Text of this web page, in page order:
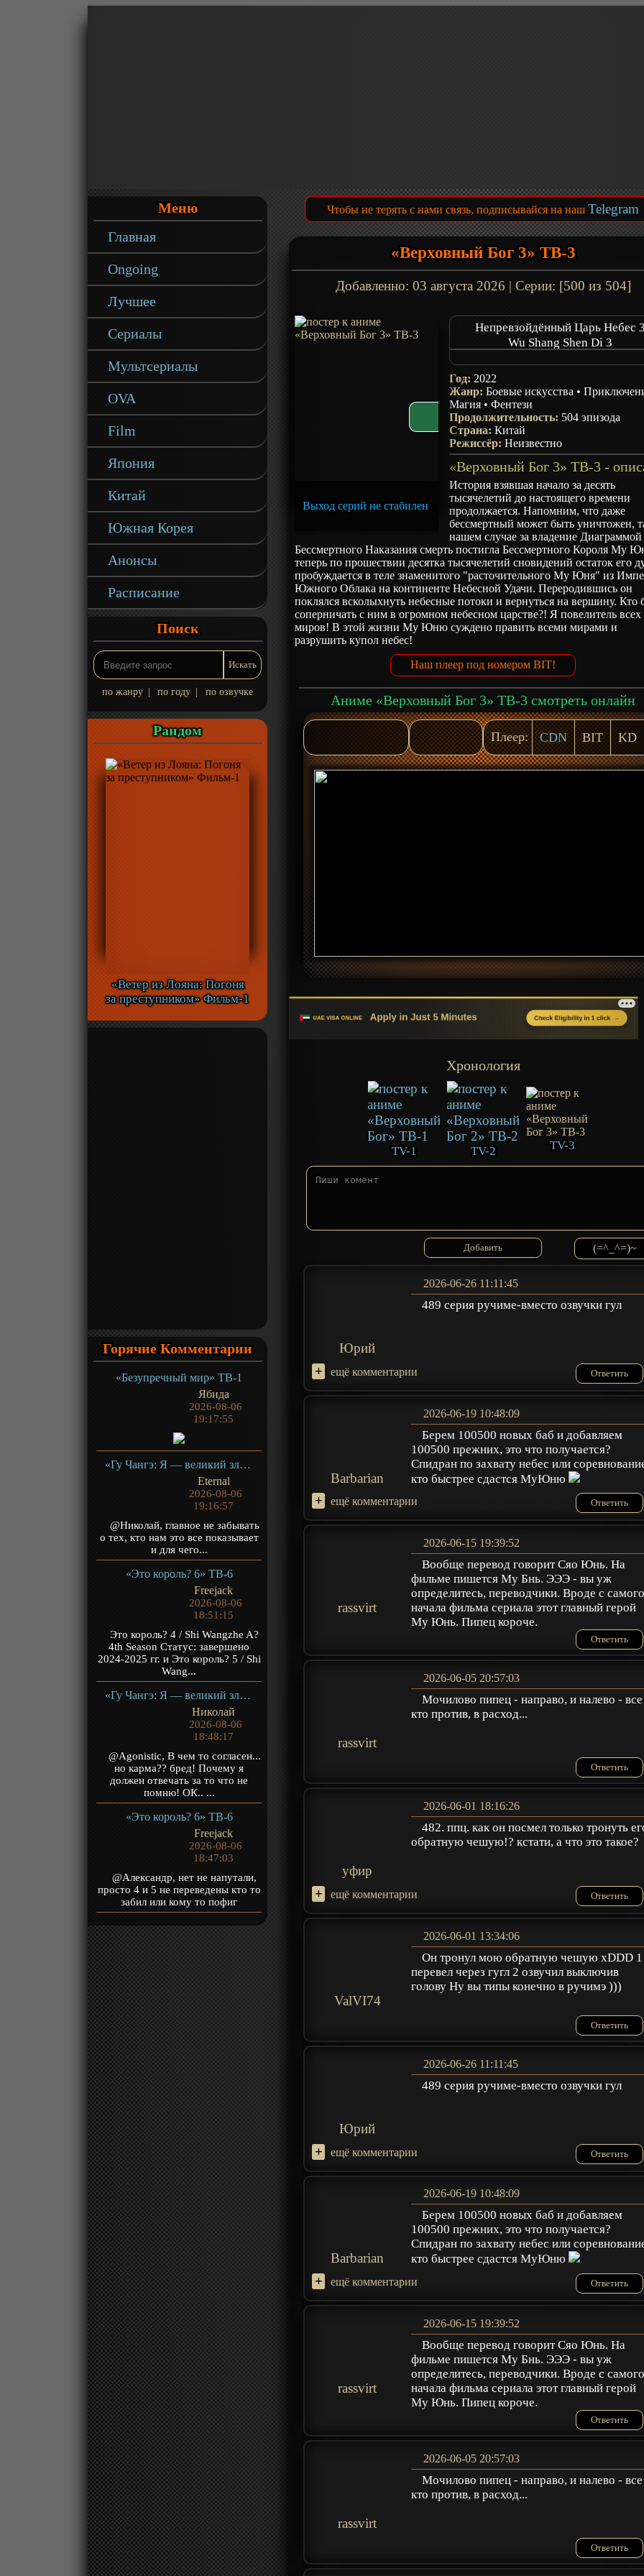
Меню
Главная
Ongoing
Лучшее
Сериалы
Мультсериалы
OVA
Film
Япония
Китай
Южная Корея
Анонсы
Расписание
Поиск
по жанру по году по озвучке
Рандом
«Ветер из Лояна: Погоня
за преступником» Фильм-1
Горячие Комментарии
«Безупречный мир» ТВ-1
Ябида
2026-08-06
19:17:55
«Гу Чангэ: Я — великий злодей Небесной Судьбы» ТВ-1
Eternal
2026-08-06
19:16:57
@Николай, главное не забывать
о тех, кто нам это все показывает
и для чего...
«Это король? 6» ТВ-6
Freejack
2026-08-06
18:51:15
Это король? 4 / Shi Wangzhe A?
4th Season Статус: завершено
2024-2025 гг. и Это король? 5 / Shi
Wang...
«Гу Чангэ: Я — великий злодей Небесной Судьбы» ТВ-1
Николай
2026-08-06
18:48:17
@Agonistic, В чем то согласен...
но карма?? бред! Почему я
должен отвечать за то что не
помню! ОК.. ...
«Это король? 6» ТВ-6
Freejack
2026-08-06
18:47:03
@Александр, нет не напутали,
просто 4 и 5 не переведены кто то
забил или кому то пофиг
Чтобы не терять с нами связь, подписывайся на наш Telegram
«Верховный Бог 3» ТВ-3
Добавленно: 03 августа 2026 | Серии: [500 из 504]
Выход серий не стабилен
Непревзойдённый Царь Небес
Wu Shang Shen Di 3
Год: 2022
Жанр:Боевые искусства •
Магия •Фентези
Продолжительность: 504 эпизода
Страна:Китай
Режиссёр:Неизвестно
История взявшая начало за десять
тысячелетий до настоящего времени
продолжается. Напомним, что даже
бессмертный может быть уничтожен,
нашем случае за владение Диаграммой
Бессмертного Наказания смерть постигла Бессмертного Короля Му
теперь по прошествии десятка тысячелетий сновидений остаток его
пробуждается в теле знаменитого "расточительного Му Юня" из
Южного Облака на континенте Небесной Удачи. Переродившись он
поклялся всколыхнуть небесные потоки и вернуться на вершину. Кто
соперничать с ним в огромном небесном царстве?! Я повелитель всех
миров! В этой жизни Му Юню суждено править всеми мирами и
разрушить купол небес!
Наш плеер под номером BIT!
Аниме «Верховный Бог 3» ТВ-3 смотреть онлайн
Плеер: CDN BIT KD
Хронология
TV-1 TV-2 TV-3
(=^_^=)~
Юрий
2026-06-26 11:11:45
489 серия ручиме-вместо озвучки гул
+ ещё комментарии Ответить
Barbarian
2026-06-19 10:48:09
Берем 100500 новых баб и добавляем
100500 прежних, это что получается?
Спидран по захвату небес или
кто быстрее сдастся МуЮню
+ ещё комментарии Ответить
rassvirt
2026-06-15 19:39:52
Вообще перевод говорит Сяо Юнь. На
фильме пишется Му Бнь. ЭЭЭ - вы уж
определитесь, переводчики. Вроде с
начала фильма сериала этот главный герой
Му Юнь. Пипец короче.
Ответить
rassvirt
2026-06-05 20:57:03
Мочилово пипец - направо, и налево - все
кто против, в расход...
Ответить
уфир
2026-06-01 18:16:26
482. ппц. как он посмел только тронуть
обратную чешую!? кстати, а что это такое?
+ ещё комментарии Ответить
ValVI74
2026-06-01 13:34:06
Он тронул мою обратную чешую xDDD 1
перевел через гугл 2 озвучил выключив
голову Ну вы типы конечно в ручимэ )))
Ответить
Юрий
2026-06-26 11:11:45
489 серия ручиме-вместо озвучки гул
+ ещё комментарии Ответить
Barbarian
2026-06-19 10:48:09
Берем 100500 новых баб и добавляем
100500 прежних, это что получается?
Спидран по захвату небес или
кто быстрее сдастся МуЮню
+ ещё комментарии Ответить
rassvirt
2026-06-15 19:39:52
Вообще перевод говорит Сяо Юнь. На
фильме пишется Му Бнь. ЭЭЭ - вы уж
определитесь, переводчики. Вроде с
начала фильма сериала этот главный герой
Му Юнь. Пипец короче.
Ответить
rassvirt
2026-06-05 20:57:03
Мочилово пипец - направо, и налево - все
кто против, в расход...
Ответить